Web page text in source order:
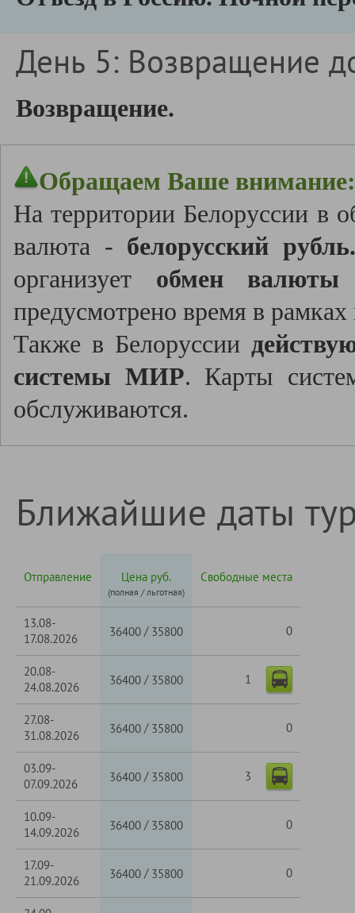
День 5: Возвращение
Возвращение.
Обращаем Ваше
На территории Белоруссии в
валюта - белорусский
организует обмен валюты
предусмотрено время в
Также в Белоруссии
системы МИР. Карты
обслуживаются.
Ближайшие даты
Отправление Цена руб.
(полная / льготная)
Свободные места
13.08-
17.08.2026
36400 / 35800 0
20.08-
24.08.2026
36400 / 35800 1
27.08-
31.08.2026
36400 / 35800 0
03.09-
07.09.2026
36400 / 35800 3
10.09-
14.09.2026
36400 / 35800 0
17.09-
21.09.2026
36400 / 35800 0